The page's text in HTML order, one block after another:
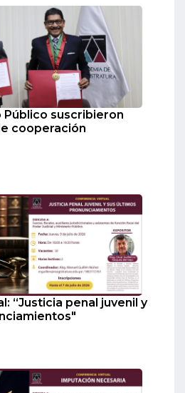
Público suscribieron
cooperación
“Justicia penal juvenil y